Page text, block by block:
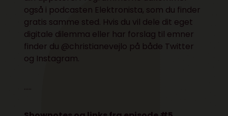
også i podcasten Elektronista, som du finder
gratis samme sted. Hvis du vil dele dit eget
digitale dilemma eller har forslag til emner
finder du @christianevejlo på både Twitter
og Instagram.
…..